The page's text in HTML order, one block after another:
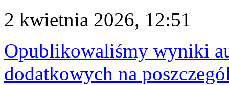
2 kwietnia 2026, 12:51
Opublikowaliśmy wyniki
dodatkowych na